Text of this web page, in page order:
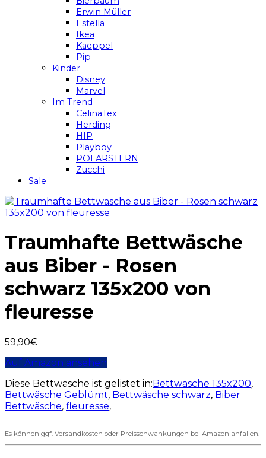
Erwin Müller
Estella
Ikea
Kaeppel
Pip
Kinder
Disney
Marvel
Im Trend
CelinaTex
Herding
HIP
Playboy
POLARSTERN
Zucchi
Sale
Traumhafte Bettwäsche
aus Biber - Rosen
schwarz 135x200 von
fleuresse
59,90€
Auf Amazon ansehen
Diese Bettwäsche ist gelistet in:Bettwäsche 135x200,
Bettwäsche Geblümt, Bettwäsche schwarz, Biber
Bettwäsche, fleuresse,
Es können ggf. Versandkosten oder Preisschwankungen bei Amazon anfallen.